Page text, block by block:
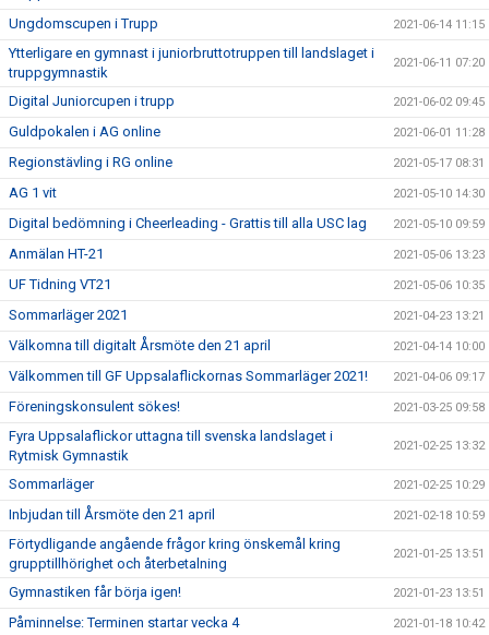
Ungdomscupen i Trupp 2021-06-14 11:15
Ytterligare en gymnast i juniorbruttotruppen till landslaget i
truppgymnastik
2021-06-11 07:20
Digital Juniorcupen i trupp 2021-06-02 09:45
Guldpokalen i AG online 2021-06-01 11:28
Regionstävling i RG online 2021-05-17 08:31
AG 1 vit 2021-05-10 14:30
Digital bedömning i Cheerleading - Grattis till alla USC lag 2021-05-10 09:59
Anmälan HT-21 2021-05-06 13:23
UF Tidning VT21 2021-05-06 10:35
Sommarläger 2021 2021-04-23 13:21
Välkomna till digitalt Årsmöte den 21 april 2021-04-14 10:00
Välkommen till GF Uppsalaflickornas Sommarläger 2021! 2021-04-06 09:17
Föreningskonsulent sökes! 2021-03-25 09:58
Fyra Uppsalaflickor uttagna till svenska landslaget i
Rytmisk Gymnastik
2021-02-25 13:32
Sommarläger 2021-02-25 10:29
Inbjudan till Årsmöte den 21 april 2021-02-18 10:59
Förtydligande angående frågor kring önskemål kring
grupptillhörighet och återbetalning
2021-01-25 13:51
Gymnastiken får börja igen! 2021-01-23 13:51
Påminnelse: Terminen startar vecka 4 2021-01-18 10:42